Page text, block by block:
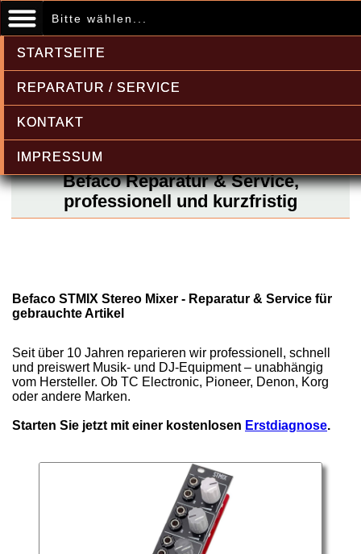
Bitte wählen...
STARTSEITE
REPARATUR / SERVICE
KONTAKT
IMPRESSUM
Befaco Reparatur & Service,
professionell und kurzfristig
Befaco STMIX Stereo Mixer - Reparatur & Service für
gebrauchte Artikel
Seit über 10 Jahren reparieren wir professionell, schnell
und preiswert Musik- und DJ-Equipment – unabhängig
vom Hersteller. Ob TC Electronic, Pioneer, Denon, Korg
oder andere Marken.
Starten Sie jetzt mit einer kostenlosen Erstdiagnose.